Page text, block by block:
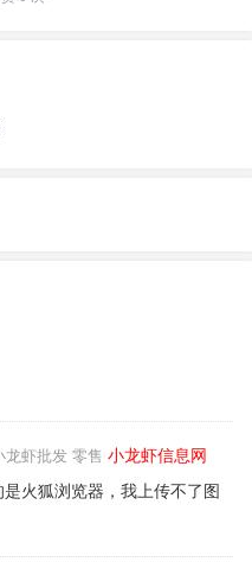
虾批发 零售 小龙虾信息网
火狐浏览器，我上传不了图